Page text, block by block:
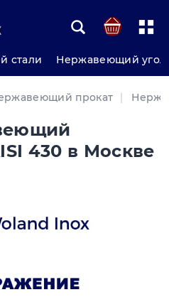
стали Нержавеющий
прокат
430 в Москве